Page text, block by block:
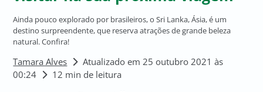
Ainda pouco explorado por brasileiros, o Sri Lanka, Ásia, é um
destino surpreendente, que reserva atrações de grande beleza
natural. Confira!
Tamara Alves
Atualizado em 25 outubro 2021 às
00:24
12 min de leitura